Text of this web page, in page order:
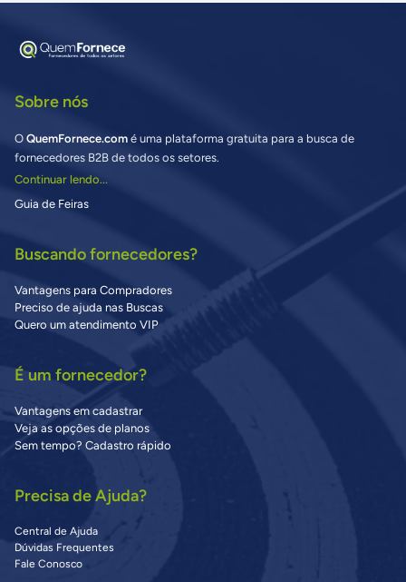
Sobre nós
O QuemFornece.com é uma plataforma gratuita para a busca de
fornecedores B2B de todos os setores.
Continuar lendo...
Guia de Feiras
Buscando fornecedores?
Vantagens para Compradores
Preciso de ajuda nas Buscas
Quero um atendimento VIP
É um fornecedor?
Vantagens em cadastrar
Veja as opções de planos
Sem tempo? Cadastro rápido
Precisa de Ajuda?
Central de Ajuda
Dúvidas Frequentes
Fale Conosco